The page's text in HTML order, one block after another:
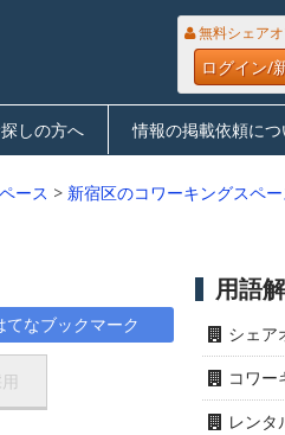
無料シェア
ログイン/
しの方へ 情報の掲載依頼につ
ース > 新宿区のコワーキングスペー
てなブックマーク
用語
シェア
コワー
レンタ